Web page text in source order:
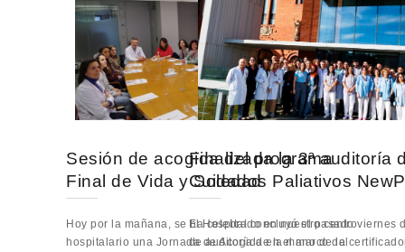
Sesión de acogida del programa
Final de Vida y Soledad
Hoy por la mañana, se ha celebrado en nuestro centro
hospitalario una Jornada de Acogida en el marco del
Finalizada la 3ª auditoría
Cuidados Paliativos
El Hospital concluyó el pasado viernes
de auditoría de la mano de la